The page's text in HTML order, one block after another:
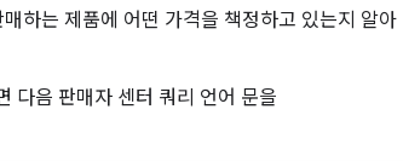
하는 제품에 어떤 가격을 책정하고 있는지 알아
다음 판매자 센터 쿼리 언어 문을